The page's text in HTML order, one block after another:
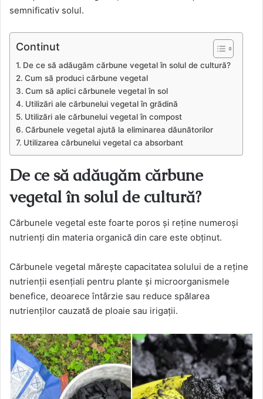
semnificativ solul.
Continut
De ce să adăugăm cărbune vegetal în solul de cultură?
Cum să produci cărbune vegetal
Cum să aplici cărbunele vegetal în sol
Utilizări ale cărbunelui vegetal în grădină
Utilizări ale cărbunelui vegetal în compost
Cărbunele vegetal ajută la eliminarea dăunătorilor
Utilizarea cărbunelui vegetal ca absorbant
De ce să adăugăm cărbune
vegetal în solul de cultură?
Cărbunele vegetal este foarte poros și reține numeroși
nutrienți din materia organică din care este obținut.
Cărbunele vegetal mărește capacitatea solului de a reține
nutrienții esențiali pentru plante și microorganismele
benefice, deoarece întârzie sau reduce spălarea
nutrienților cauzată de ploaie sau irigații.